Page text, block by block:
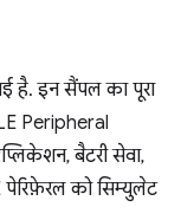
है. इन सैंपल का पूरा
Peripheral
बैटरी सेवा,
पेरिफ़ेरल को सिम्युलेट